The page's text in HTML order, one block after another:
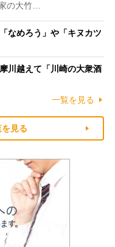
の大竹…
なめろう」や「キヌカツ
川越えて「川崎の大衆酒
一覧を見る
見る